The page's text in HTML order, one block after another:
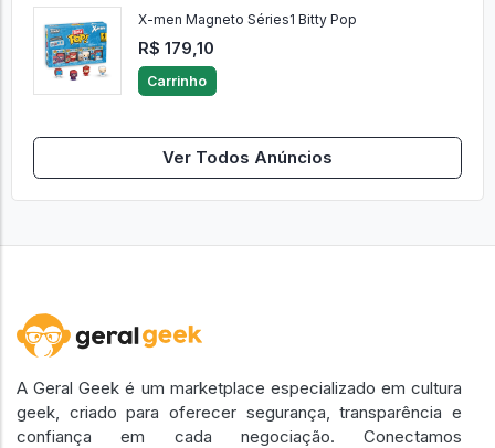
X-men Magneto Séries1 Bitty Pop
R$ 179,10
Carrinho
Ver Todos Anúncios
A Geral Geek é um marketplace especializado em cultura
geek, criado para oferecer segurança, transparência e
confiança em cada negociação. Conectamos